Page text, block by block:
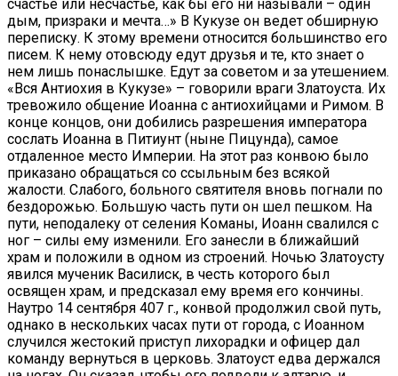
счастье или несчастье, как бы его ни называли – один
дым, призраки и мечта…» В Кукузе он ведет обширную
переписку. К этому времени относится большинство его
писем. К нему отовсюду едут друзья и те, кто знает о
нем лишь понаслышке. Едут за советом и за утешением.
«Вся Антиохия в Кукузе» – говорили враги Златоуста. Их
тревожило общение Иоанна с антиохийцами и Римом. В
конце концов, они добились разрешения императора
сослать Иоанна в Питиунт (ныне Пицунда), самое
отдаленное место Империи. На этот раз конвою было
приказано обращаться со ссыльным без всякой
жалости. Слабого, больного святителя вновь погнали по
бездорожью. Большую часть пути он шел пешком. На
пути, неподалеку от селения Команы, Иоанн свалился с
ног – силы ему изменили. Его занесли в ближайший
храм и положили в одном из строений. Ночью Златоусту
явился мученик Василиск, в честь которого был
освящен храм, и предсказал ему время его кончины.
Наутро 14 сентября 407 г., конвой продолжил свой путь,
однако в нескольких часах пути от города, с Иоанном
случился жестокий приступ лихорадки и офицер дал
команду вернуться в церковь. Златоуст едва держался